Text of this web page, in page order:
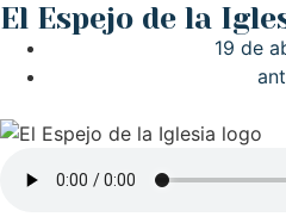
El Espejo de la
19 de